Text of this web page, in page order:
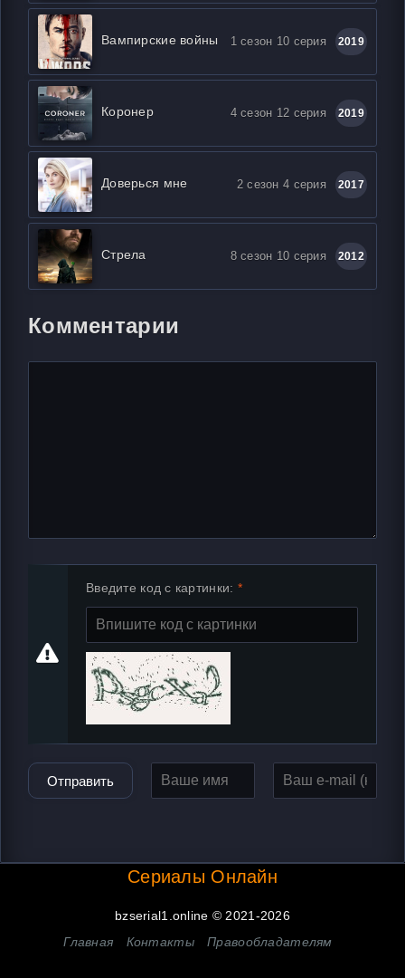
Вампирские войны 1 сезон 10 серия 2019
Коронер 4 сезон 12 серия 2019
Доверься мне 2 сезон 4 серия 2017
Стрела 8 сезон 10 серия 2012
Комментарии
Введите код с картинки:
Отправить
Сериалы Онлайн
bzserial1.online © 2021-2026
Главная
Контакты Правообладателям